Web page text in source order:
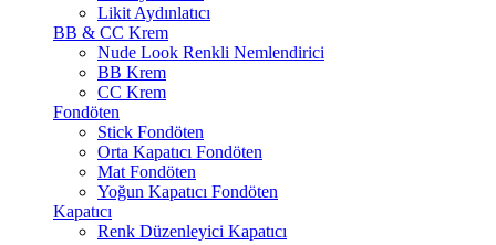
Likit Aydınlatıcı
BB & CC Krem
Nude Look Renkli Nemlendirici
BB Krem
CC Krem
Fondöten
Stick Fondöten
Orta Kapatıcı Fondöten
Mat Fondöten
Yoğun Kapatıcı Fondöten
Kapatıcı
Renk Düzenleyici Kapatıcı